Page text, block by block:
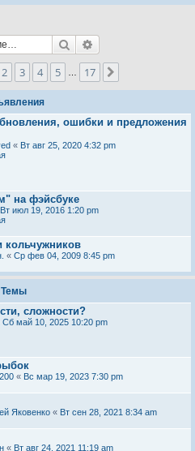
Поиск
1 из
2 3 4 5 17
ошибки и предложения
« Вт авг 25, 2020 4:32 pm
на фэйсбуке
Вт июл 19, 2016 1:20 pm
кольчужников
« Ср фев 04, 2009 8:45 pm
Темы
сложности?
Сб май 10, 2025 10:20 pm
« Вс мар 19, 2023 7:30 pm
Яковенко « Вт сен 28, 2021 8:34 am
« Вт авг 24, 2021 11:19 am